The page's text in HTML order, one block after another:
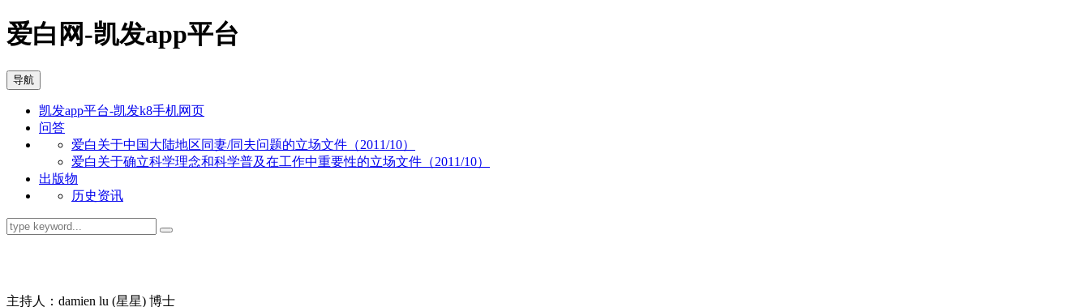
爱白网-凯发app平台
导航
凯发app平台-凯发k8手机网页
问答
爱白关于中国大陆地区同妻/同夫问题的立场文件（2011/10）
爱白关于确立科学理念和科学普及在工作中重要性的立场文件（2011/10）
出版物
历史资讯
主持人：damien lu (星星) 博士